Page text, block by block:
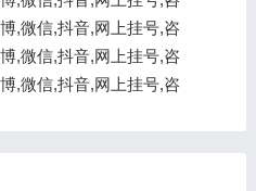
,微信,抖音,网上挂号,咨
,微信,抖音,网上挂号,咨
,微信,抖音,网上挂号,咨